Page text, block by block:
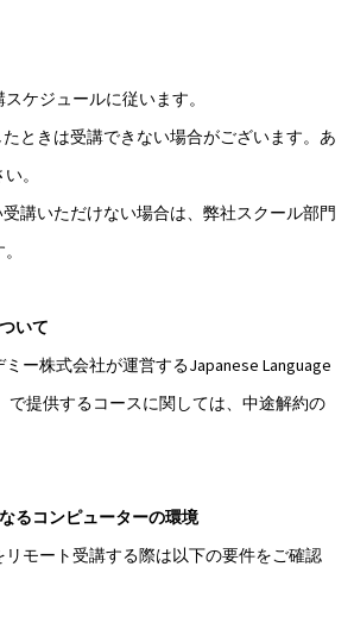
ケジュールに従います。
ときは受講できない場合がございます。あ
。
講いただけない場合は、弊社スクール部門
いて
ミー株式会社が運営するJapanese Language
で提供するコースに関しては、中途解約の
るコンピューターの環境
リモート受講する際は以下の要件をご確認